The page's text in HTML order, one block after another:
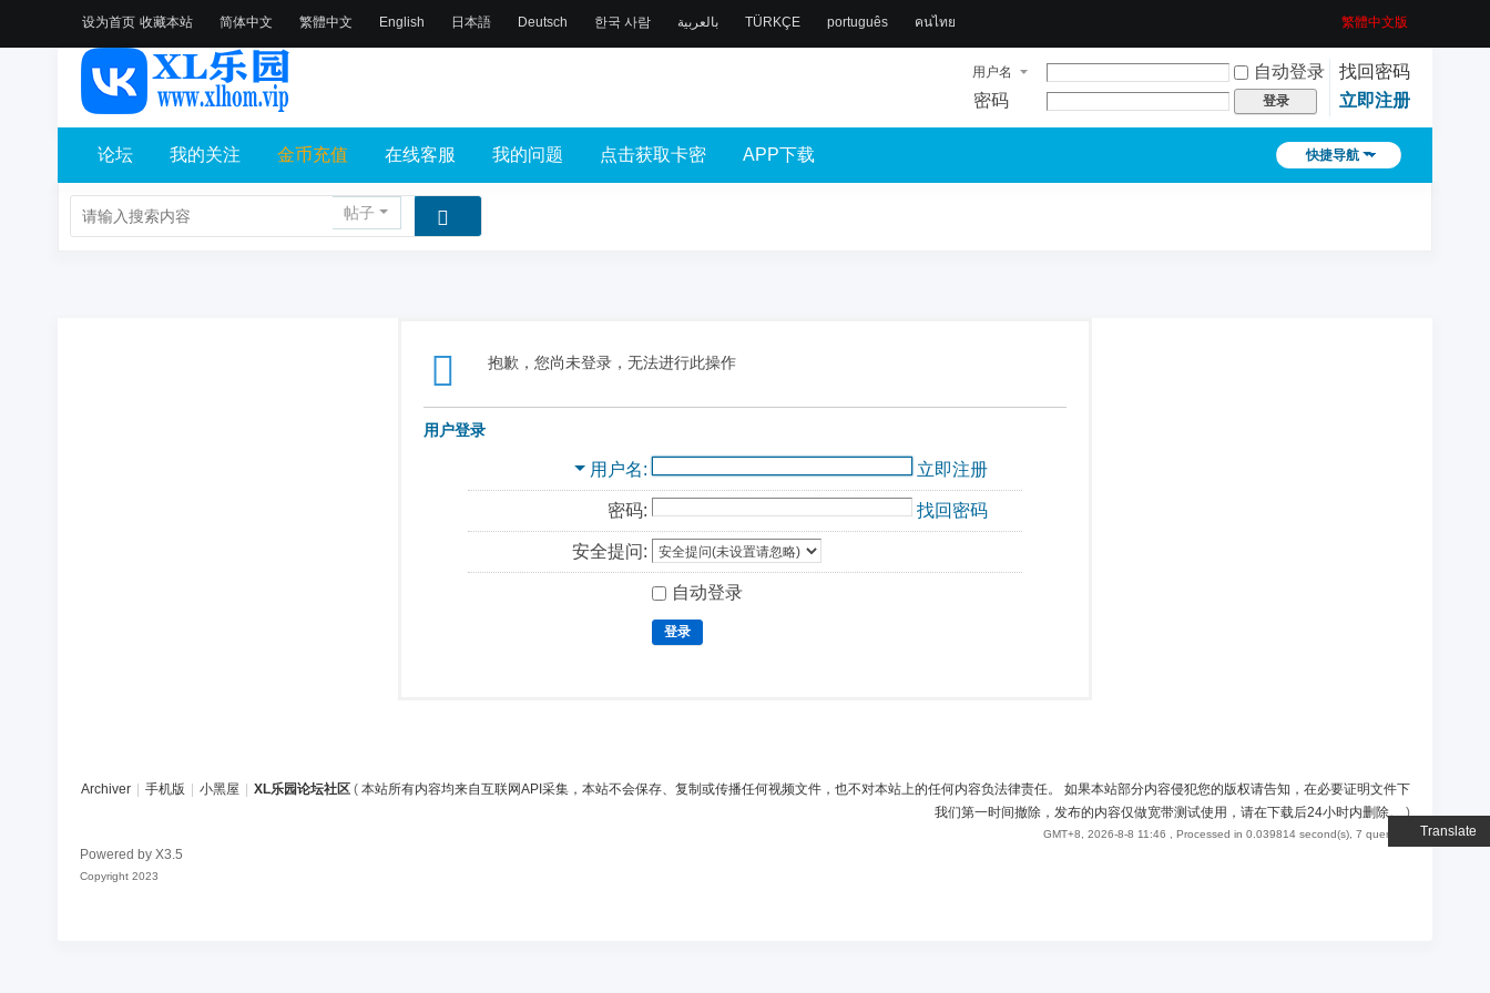
设为首页 收藏本站
Translate
简体中文 繁體中文 English 日本語 Deutsch 한국 사람 بالعربية TÜRKÇE português คนไทย 繁體中文版
用户名 自动登录
找回密码
密码
登录 立即注册
快捷导航
论坛 我的关注 金币充值 在线客服 我的问题 点击获取卡密 APP下载
帖子
抱歉，您尚未登录，无法进行此操作
用户登录
用户名 立即注册
密码: 找回密码
安全提问:
自动登录
登录
Archiver 手机版 小黑屋 XL乐园论坛社区 ( 本站所有内容均来自互联网API采集，本站不会保存、复制或传播任何视频文件，也不对本站上的任何内容负法律责任。 如果本站部分内容侵犯您的版权请告知，在必要证明文件下
我们第一时间撤除，发布的内容仅做宽带测试使用，请在下载后24小时内删除。)
GMT+8, 2026-8-8 11:46 , Processed in 0.039814 second(s), 7 queries .
Powered by X3.5
Copyright 2023